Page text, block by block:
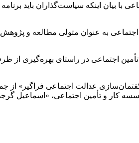
با بیان اینکه سیاست‌گذاران باید
به عنوان متولی مطالعه و
اجتماعی در راستای بهره‌گیری از
عدالت اجتماعی فراگیر» از
کار و تأمین اجتماعی، «اسماعیل